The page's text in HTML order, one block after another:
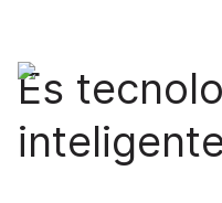
Es